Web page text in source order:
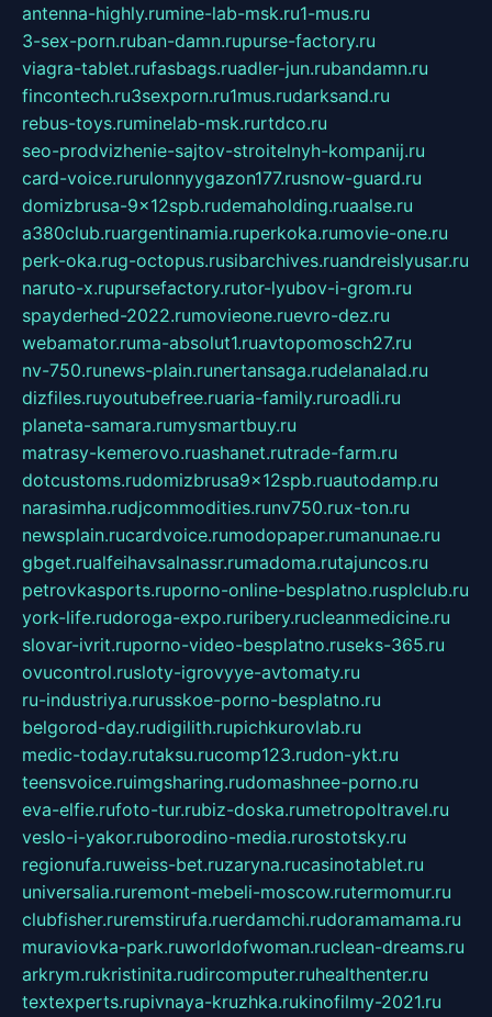
antenna-highly.rumine-lab-msk.ru1-mus.ru
3-sex-porn.ruban-damn.rupurse-factory.ru
viagra-tablet.rufasbags.ruadler-jun.rubandamn.ru
fincontech.ru3sexporn.ru1mus.rudarksand.ru
rebus-toys.ruminelab-msk.rurtdco.ru
seo-prodvizhenie-sajtov-stroitelnyh-kompanij.ru
card-voice.rurulonnyygazon177.rusnow-guard.ru
domizbrusa-9x12spb.rudemaholding.ruaalse.ru
a380club.ruargentinamia.ruperkoka.rumovie-one.ru
perk-oka.rug-octopus.rusibarchives.ruandreislyusar.ru
naruto-x.rupursefactory.rutor-lyubov-i-grom.ru
spayderhed-2022.rumovieone.ruevro-dez.ru
webamator.ruma-absolut1.ruavtopomosch27.ru
nv-750.runews-plain.runertansaga.rudelanalad.ru
dizfiles.ruyoutubefree.ruaria-family.ruroadli.ru
planeta-samara.rumysmartbuy.ru
matrasy-kemerovo.ruashanet.rutrade-farm.ru
dotcustoms.rudomizbrusa9x12spb.ruautodamp.ru
narasimha.rudjcommodities.runv750.rux-ton.ru
newsplain.rucardvoice.rumodopaper.rumanunae.ru
gbget.rualfeihavsalnassr.rumadoma.rutajuncos.ru
petrovkasports.ruporno-online-besplatno.rusplclub.ru
york-life.rudoroga-expo.ruribery.rucleanmedicine.ru
slovar-ivrit.ruporno-video-besplatno.ruseks-365.ru
ovucontrol.rusloty-igrovyye-avtomaty.ru
ru-industriya.rurusskoe-porno-besplatno.ru
belgorod-day.rudigilith.rupichkurovlab.ru
medic-today.rutaksu.rucomp123.rudon-ykt.ru
teensvoice.ruimgsharing.rudomashnee-porno.ru
eva-elfie.rufoto-tur.rubiz-doska.rumetropoltravel.ru
veslo-i-yakor.ruborodino-media.rurostotsky.ru
regionufa.ruweiss-bet.ruzaryna.rucasinotablet.ru
universalia.ruremont-mebeli-moscow.rutermomur.ru
clubfisher.ruremstirufa.ruerdamchi.rudoramamama.ru
muraviovka-park.ruworldofwoman.ruclean-dreams.ru
arkrym.rukristinita.rudircomputer.ruhealthenter.ru
textexperts.rupivnaya-kruzhka.rukinofilmy-2021.ru